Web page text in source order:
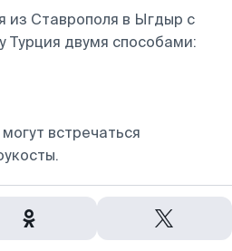
из Ставрополя в Ыгдыр с
Турция двумя способами:
встречаться